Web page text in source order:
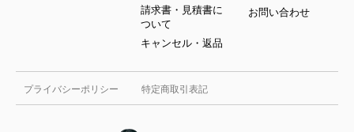
プライバシーポリシー 特定商取引表記
請求書・見積書に
ついて
キャンセル・返品
お問い合わせ